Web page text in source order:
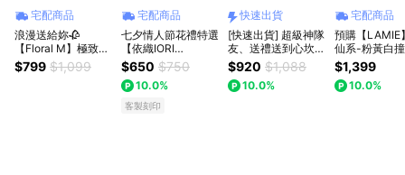
宅配商品
浪漫送給妳🥀
【Floral M】極致浪
漫香水玫瑰花束 獅
子座生日快樂 情人
$799 $1,099
宅配商品
七夕情人節花禮特選
【依織IORI
Boutique Florist】
蝶夢花園禮盒 周年
紀念 生日 熱銷款 全
台配送!!!
$650 $750
10.0%
客製刻印
快速出貨
[快速出貨] 超級神隊
友、送禮送到心坎裡
【920 永恆芬芳】
Missing想念你｜美
樂蒂波波球花束(預
$920 $1,088
10.0%
宅配商品
預購【LAMIE
仙系-粉黃白
星黄桃霧 ·元
花束 閨密 情
親節
$1,399
10.0%